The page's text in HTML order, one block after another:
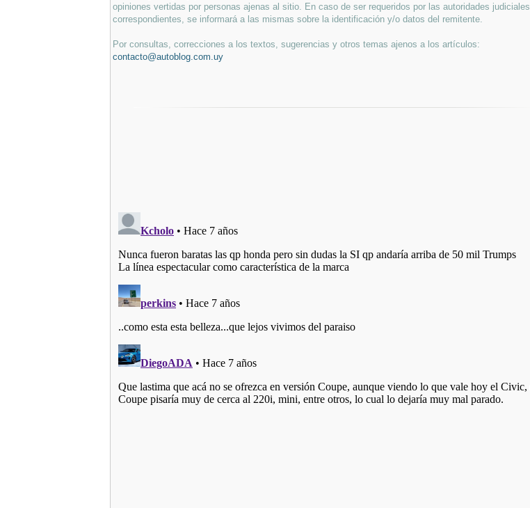
opiniones vertidas por personas ajenas al sitio. En caso de ser requeridos por las autoridades judiciales
correspondientes, se informará a las mismas sobre la identificación y/o datos del remitente.
Por consultas, correcciones a los textos, sugerencias y otros temas ajenos a los artículos:
contacto@autoblog.com.uy